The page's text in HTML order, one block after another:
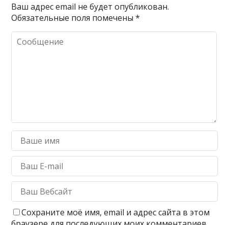
Ваш адрес email не будет опубликован.
Обязательные поля помечены*
Сохраните моё имя, email и адрес сайта в этом